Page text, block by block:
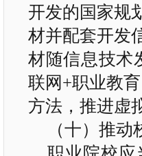
开发的国家规
材并配套开发
材随信息技术
联网+职业教
方法，推进虚
（十）推